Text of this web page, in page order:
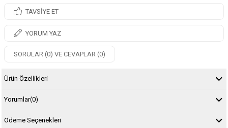
TAVSIYE ET
YORUM YAZ
SORULAR (0) VE CEVAPLAR (0)
Ürün Özellikleri
Yorumlar(0)
Ödeme Seçenekleri